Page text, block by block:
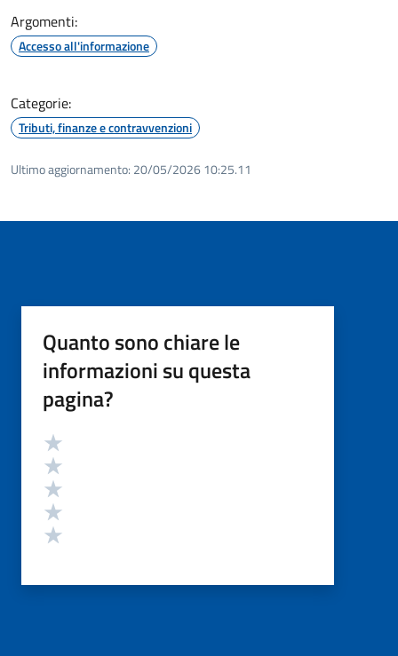
Argomenti:
Accesso all'informazione
Categorie:
Tributi, finanze e contravvenzioni
Ultimo aggiornamento: 20/05/2026 10:25.11
Quanto sono chiare le
informazioni su questa
pagina?
Valutazione